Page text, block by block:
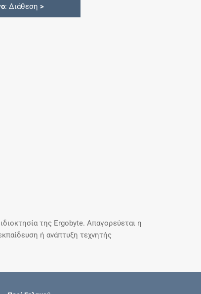
: Διάθεση >
της Ergobyte. Απαγορεύεται η
ή ανάπτυξη τεχνητής